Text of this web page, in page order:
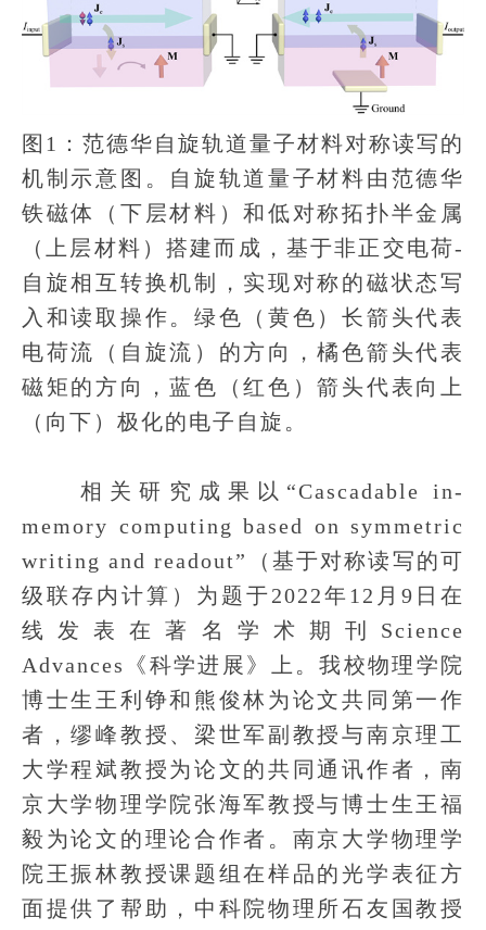
图1：范德华自旋轨道量子材料对称读写的
机制示意图。自旋轨道量子材料由范德华
铁磁体（下层材料）和低对称拓扑半金属
（上层材料）搭建而成，基于非正交电荷-
自旋相互转换机制，实现对称的磁状态写
入和读取操作。绿色（黄色）长箭头代表
电荷流（自旋流）的方向，橘色箭头代表
磁矩的方向，蓝色（红色）箭头代表向上
（向下）极化的电子自旋。
相关研究成果以“Cascadable in-
memory computing based on symmetric
writing and readout”（基于对称读写的可
级联存内计算）为题于2022年12月9日在
线发表在著名学术期刊Science
Advances《科学进展》上。我校物理学院
博士生王利铮和熊俊林为论文共同第一作
者，缪峰教授、梁世军副教授与南京理工
大学程斌教授为论文的共同通讯作者，南
京大学物理学院张海军教授与博士生王福
毅为论文的理论合作者。南京大学物理学
院王振林教授课题组在样品的光学表征方
面提供了帮助，中科院物理所石友国教授